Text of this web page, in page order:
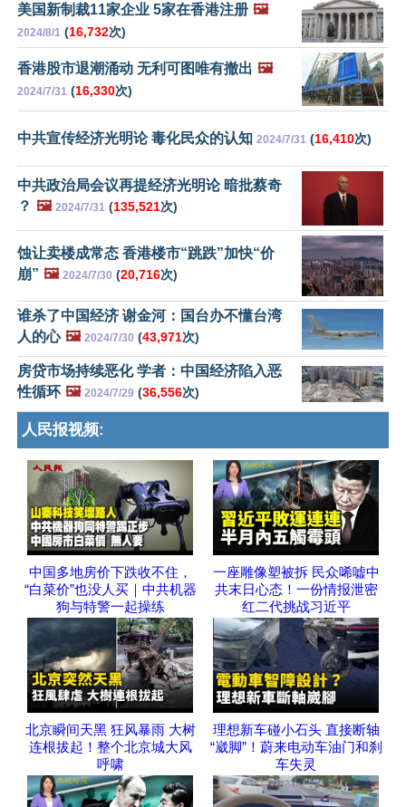
美国新制裁11家企业 5家在香港注册 🖼️
2024/8/1 (16,732次)
香港股市退潮涌动 无利可图唯有撤出 🖼️
2024/7/31 (16,330次)
中共宣传经济光明论 毒化民众的认知 2024/7/31 (16,410次)
中共政治局会议再提经济光明论 暗批蔡奇
？ 🖼️ 2024/7/31 (135,521次)
蚀让卖楼成常态 香港楼市“跳跌”加快“价
崩” 🖼️ 2024/7/30 (20,716次)
谁杀了中国经济 谢金河：国台办不懂台湾
人的心 🖼️ 2024/7/30 (43,971次)
房贷市场持续恶化 学者：中国经济陷入恶
性循环 🖼️ 2024/7/29 (36,556次)
人民报视频:
中国多地房价下跌收不住，
“白菜价”也没人买｜中共机器
狗与特警一起操练
一座雕像塑被拆 民众唏嘘中
共末日心态！一份情报泄密
红二代挑战习近平
北京瞬间天黑 狂风暴雨 大树
连根拔起！整个北京城大风
呼啸
理想新车碰小石头 直接断轴
“崴脚”！蔚来电动车油门和刹
车失灵